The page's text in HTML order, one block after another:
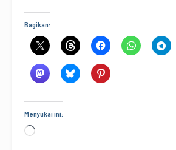
Bagikan:
Menyukai ini:
Memuat...